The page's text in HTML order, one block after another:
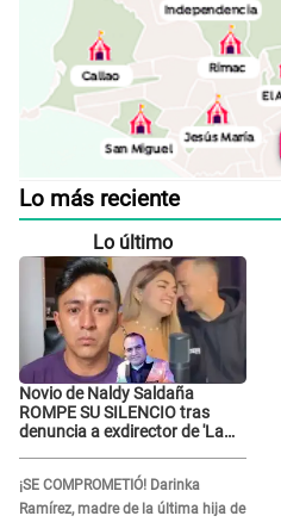
Lo más reciente
Lo último
Novio de Naldy Saldaña
ROMPE SU SILENCIO tras
denuncia a exdirector de 'La
¡SE COMPROMETIÓ! Darinka
Ramírez, madre de la última hija de